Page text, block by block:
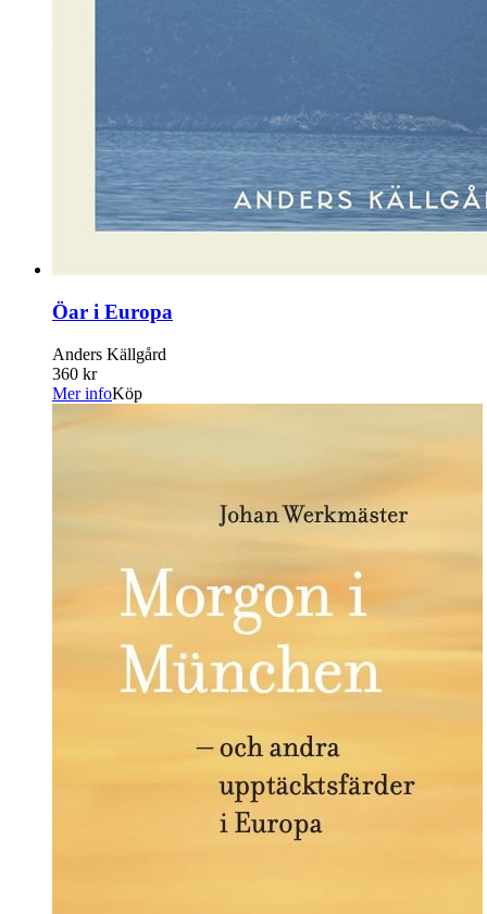
Öar i Europa
Anders Källgård
360 kr
Mer infoKöp